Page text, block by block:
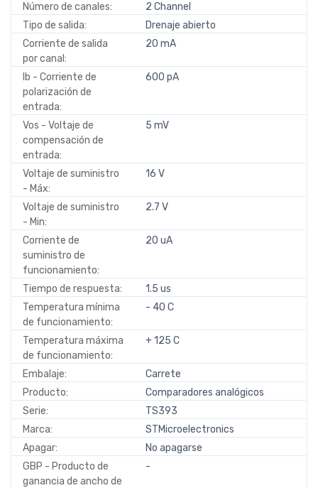
Número de canales:
2 Channel
Tipo de salida:
Drenaje abierto
Corriente de salida
por canal:
20 mA
Ib - Corriente de
polarización de
entrada:
600 pA
Vos - Voltaje de
compensación de
entrada:
5 mV
Voltaje de suministro
- Máx:
16 V
Voltaje de suministro
- Min:
2.7 V
Corriente de
suministro de
funcionamiento:
20 uA
Tiempo de respuesta:
1.5 us
Temperatura mínima
de funcionamiento:
- 40 C
Temperatura máxima
de funcionamiento:
+ 125 C
Embalaje:
Carrete
Producto:
Comparadores analógicos
Serie:
TS393
Marca:
STMicroelectronics
Apagar:
No apagarse
GBP - Producto de
ganancia de ancho de
-